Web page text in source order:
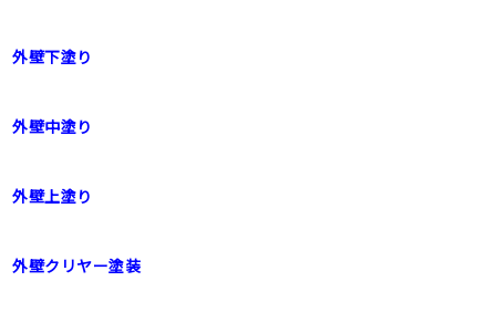
外壁下塗り
外壁中塗り
外壁上塗り
外壁クリヤー塗装